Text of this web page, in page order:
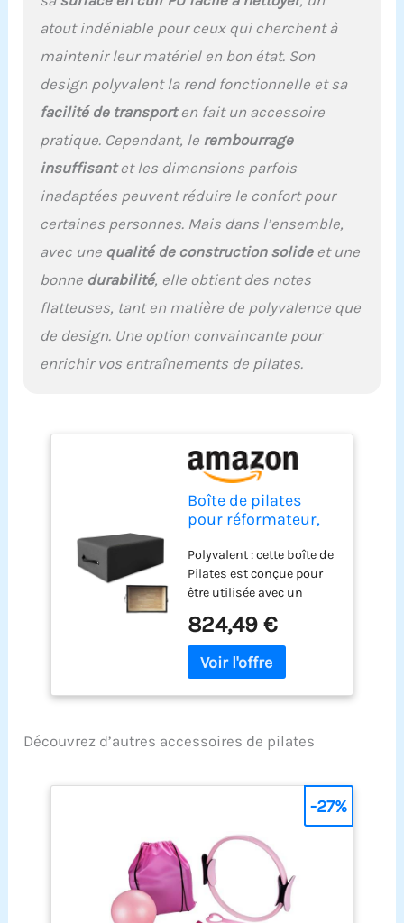
atout indéniable pour ceux qui cherchent à
maintenir leur matériel en bon état. Son
design polyvalent la rend fonctionnelle et sa
facilité de transporten fait un accessoire
pratique. Cependant, le rembourrage
insuffisantet les dimensions parfois
inadaptées peuvent réduire le confort pour
certaines personnes. Mais dans l’ensemble,
avec une qualité de construction solideet une
bonne durabilité, elle obtient des notes
flatteuses, tant en matière de polyvalence que
de design. Une option convaincante pour
enrichir vos entraînements de pilates.
Boîte de pilates
pour réformateur,
pilates
Polyvalent : cette boîte de
Pilates est conçue pour
être utilisée avec un
stabilité et un soutien
supplémentaires
pendant les exercices.
qualité, assurant
Hauteur réglable : permet
s'adapter à différents
types de corps et
routines d'exercice.
Surface antidérapante :
offre une prise en main
824,49 €
Découvrez d’autres accessoires de pilates
-27%